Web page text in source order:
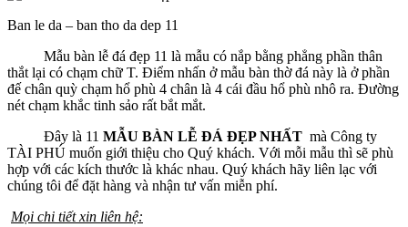
Ban le da – ban tho da dep 11
Mẫu bàn lễ đá đẹp 11 là mẫu có nắp bằng phẳng phần thân
thắt lại có chạm chữ T. Điểm nhấn ở mẫu bàn thờ đá này là ở phần
đế chân quỳ chạm hổ phù 4 chân là 4 cái đầu hổ phù nhô ra. Đường
nét chạm khắc tinh sảo rất bắt mắt.
Đây là 11 MẪU BÀN LỄ ĐÁ ĐẸP NHẤT mà Công ty
TÀI PHÚ muốn giới thiệu cho Quý khách. Với mỗi mẫu thì sẽ phù
hợp với các kích thước là khác nhau. Quý khách hãy liên lạc với
chúng tôi để đặt hàng và nhận tư vấn miễn phí.
Mọi chi tiết xin liên hệ: